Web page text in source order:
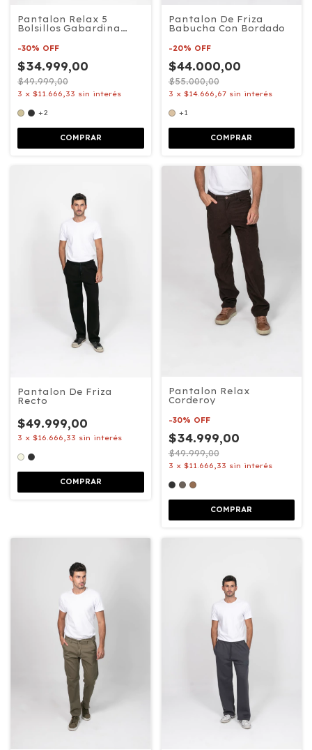
Pantalon Relax 5
Bolsillos Gabardina
-30% OFF
$34.999,00
$49.999,00
3 x $11.666,33 sin interés
+2
COMPRAR
Pantalon De Friza
Babucha Con Bordado
-20% OFF
$44.000,00
$55.000,00
3 x $14.666,67 sin interés
+1
COMPRAR
Pantalon De Friza
Recto
$49.999,00
3 x $16.666,33 sin interés
COMPRAR
Pantalon Relax
Corderoy
-30% OFF
$34.999,00
$49.999,00
3 x $11.666,33 sin interés
COMPRAR